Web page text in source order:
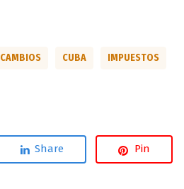
CAMBIOS CUBA IMPUESTOS
Share Pin